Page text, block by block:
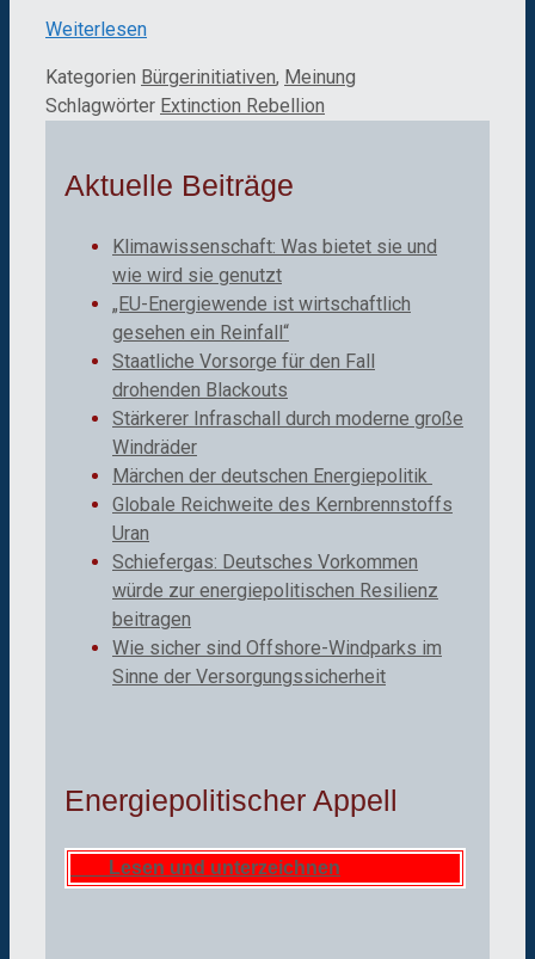
Weiterlesen
Kategorien Bürgerinitiativen, Meinung
Schlagwörter Extinction Rebellion
Aktuelle Beiträge
Klimawissenschaft: Was bietet sie und
wie wird sie genutzt
„EU-Energiewende ist wirtschaftlich
gesehen ein Reinfall“
Staatliche Vorsorge für den Fall
drohenden Blackouts
Stärkerer Infraschall durch moderne große
Windräder
Märchen der deutschen Energiepolitik
Globale Reichweite des Kernbrennstoffs
Uran
Schiefergas: Deutsches Vorkommen
würde zur energiepolitischen Resilienz
beitragen
Wie sicher sind Offshore-Windparks im
Sinne der Versorgungssicherheit
Energiepolitischer Appell
Lesen und unterzeichnen